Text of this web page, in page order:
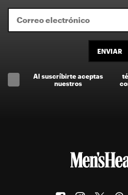
ENVIAR
Al suscríbirte aceptas
nuestros